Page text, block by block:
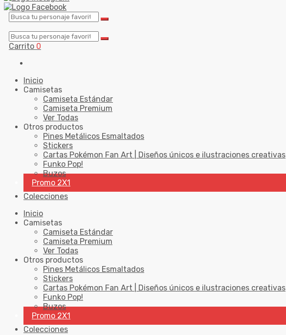
Carrito 0
Inicio
Camisetas
Camiseta Estándar
Camiseta Premium
Ver Todas
Otros productos
Pines Metálicos Esmaltados
Stickers
Cartas Pokémon Fan Art | Diseños únicos e ilustraciones creativas
Funko Pop!
Buzos
Promo 2X1
Colecciones
Inicio
Camisetas
Camiseta Estándar
Camiseta Premium
Ver Todas
Otros productos
Pines Metálicos Esmaltados
Stickers
Cartas Pokémon Fan Art | Diseños únicos e ilustraciones creativas
Funko Pop!
Buzos
Promo 2X1
Colecciones